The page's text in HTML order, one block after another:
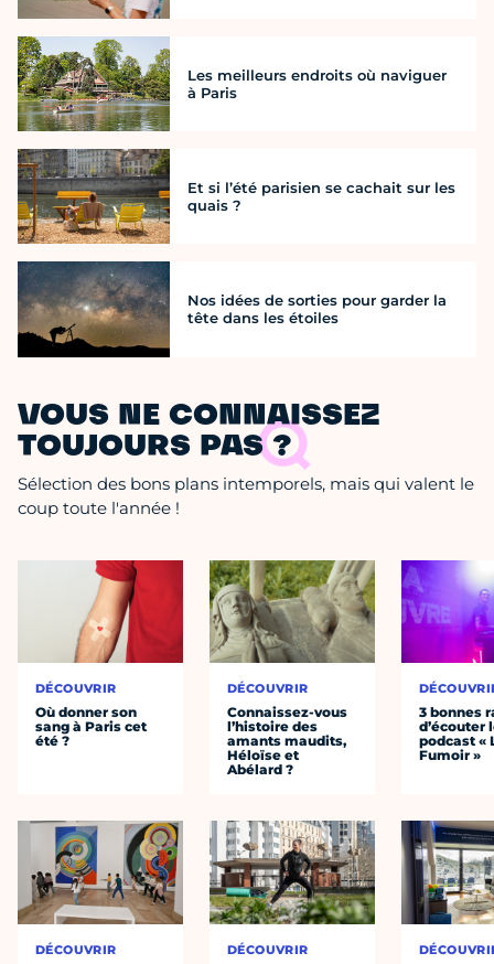
Les meilleurs endroits où naviguer
à Paris
Et si l’été parisien se cachait sur les
quais ?
Nos idées de sorties pour garder la
tête dans les étoiles
VOUS NE CONNAISSEZ
TOUJOURS PAS ?
Sélection des bons plans intemporels, mais qui valent le
coup toute l'année !
DÉCOUVRIR
Où donner son
sang à Paris cet
été ?
DÉCOUVRIR
DÉCOUVRIR
Connaissez-vous
l’histoire des
amants maudits,
Héloïse et
Abélard ?
DÉCOUVRIR
3 bonnes
d’écouter
podcast «
Fumoir »